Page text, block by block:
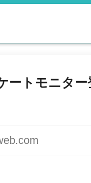
ートモニター